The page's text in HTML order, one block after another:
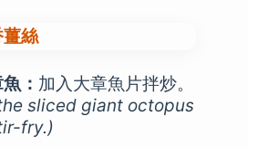
： 加入大章魚片拌炒。
sliced giant octopus
fry.)